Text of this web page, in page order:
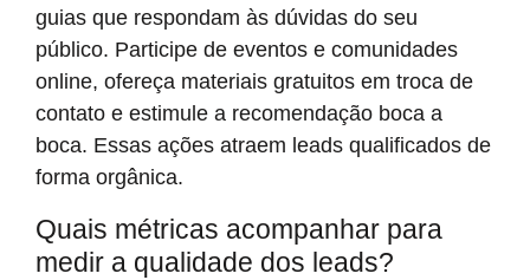
guias que respondam às dúvidas do seu
público. Participe de eventos e comunidades
online, ofereça materiais gratuitos em troca de
contato e estimule a recomendação boca a
boca. Essas ações atraem leads qualificados de
forma orgânica.
Quais métricas acompanhar para
medir a qualidade dos leads?